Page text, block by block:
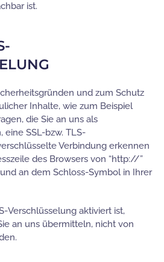
ist.
und zum Schutz
Inhalte, wie zum Beispiel
die Sie an uns als
SSL-bzw. TLS-
Verbindung erkennen
des Browsers von “http://”
an dem Schloss-Symbol in Ihrer
Verschlüsselung aktiviert ist,
an uns übermitteln, nicht von